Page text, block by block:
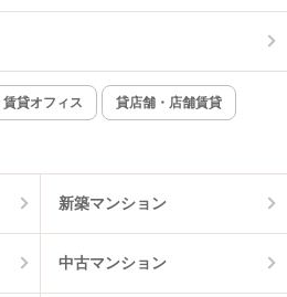
インターネット無料
貸オフィス 貸店舗・店舗賃貸
新築マンション
中古マンション